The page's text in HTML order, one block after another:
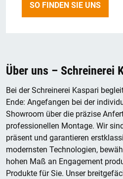
SO FINDEN SIE UNS
Über uns – Schreinerei
Bei der Schreinerei Kaspari
Ende: Angefangen bei der
Showroom über die präzise
professionellen Montage. Wir
präsent und garantieren
modernsten Technologien,
hohen Maß an Engagement
Produkte für Sie. Unser